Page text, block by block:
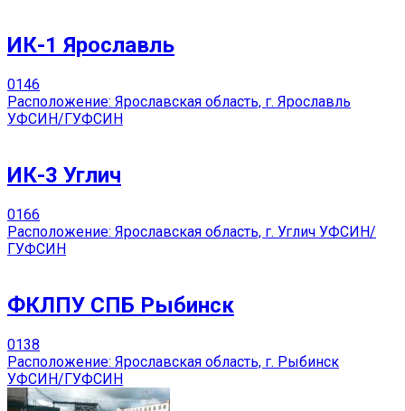
ИК-1 Ярославль
0146
Расположение: Ярославская область, г. Ярославль
УФСИН/ГУФСИН
ИК-3 Углич
0166
Расположение: Ярославская область, г. Углич УФСИН/
ГУФСИН
ФКЛПУ СПБ Рыбинск
0138
Расположение: Ярославская область, г. Рыбинск
УФСИН/ГУФСИН